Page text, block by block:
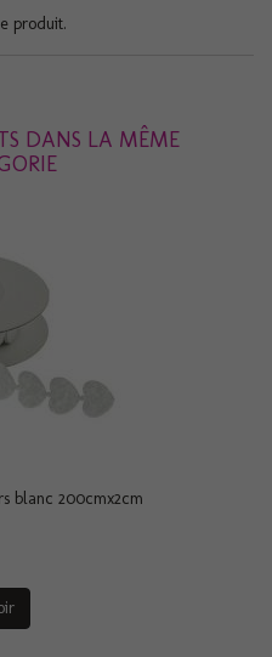
produit.
DANS LA MÊME
blanc 200cmx2cm